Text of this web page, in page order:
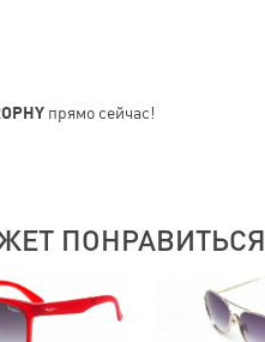
прямо сейчас!
ПОНРАВИТЬСЯ